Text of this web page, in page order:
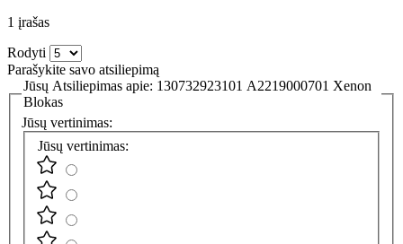
1 įrašas
Rodyti
Parašykite savo atsiliepimą
Jūsų Atsiliepimas apie: 130732923101 A2219000701 Xenon
Blokas
Jūsų vertinimas:
Jūsų vertinimas: